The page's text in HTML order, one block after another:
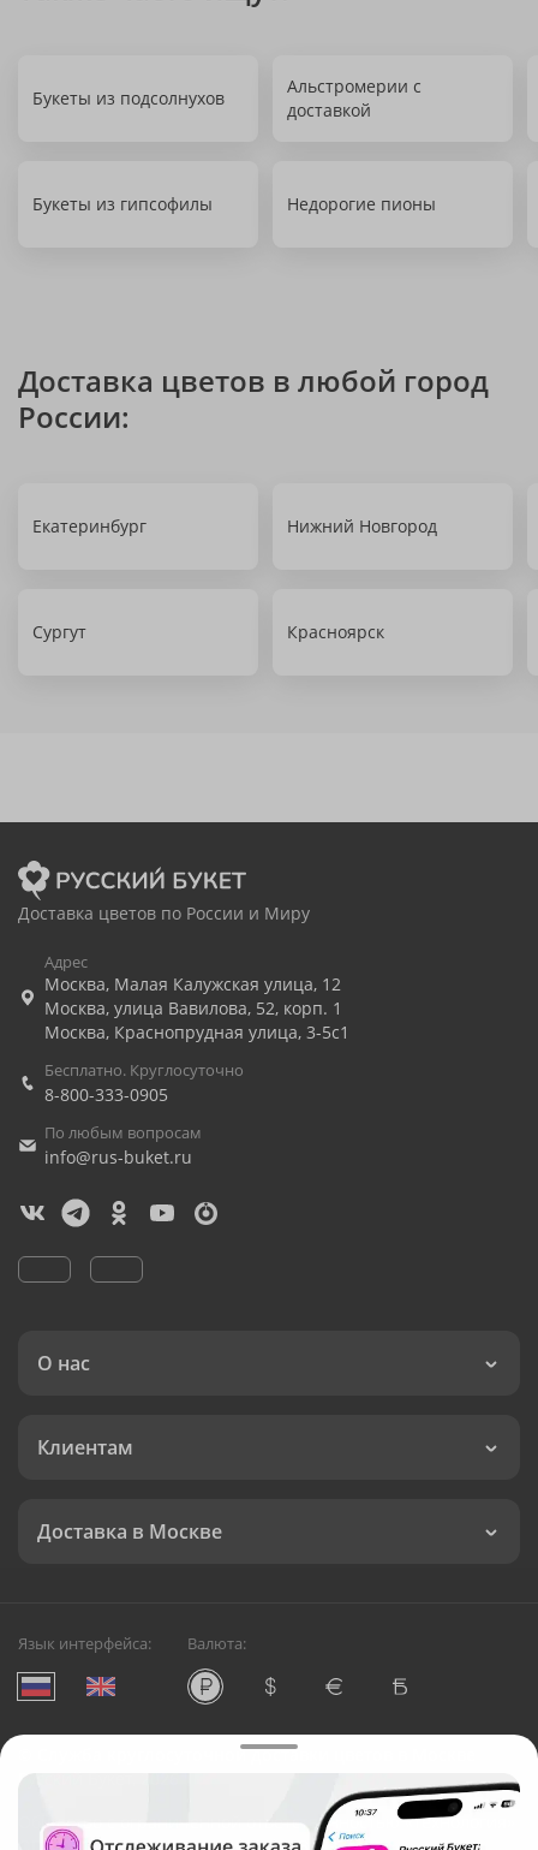
Букеты из подсолнухов
Альстромерии с
доставкой
Букеты из гипсофилы Недорогие пионы
Доставка цветов в любой город
России:
Екатеринбург Нижний Новгород
Сургут Красноярск
Доставка цветов по России и Миру
Адрес
Москва, Малая Калужская улица, 12
Москва, улица Вавилова, 52, корп. 1
Москва, Краснопрудная улица, 3-5с1
Бесплатно. Круглосуточно
8-800-333-0905
По любым вопросам
info@rus-buket.ru
О нас
Клиентам
Доставка в Москве
Язык интерфейса: Валюта:
Служба круглосуточной доставки цветов в Москве
Русский Букет, 2026
Общество с ограниченной ответственностью «Технология»